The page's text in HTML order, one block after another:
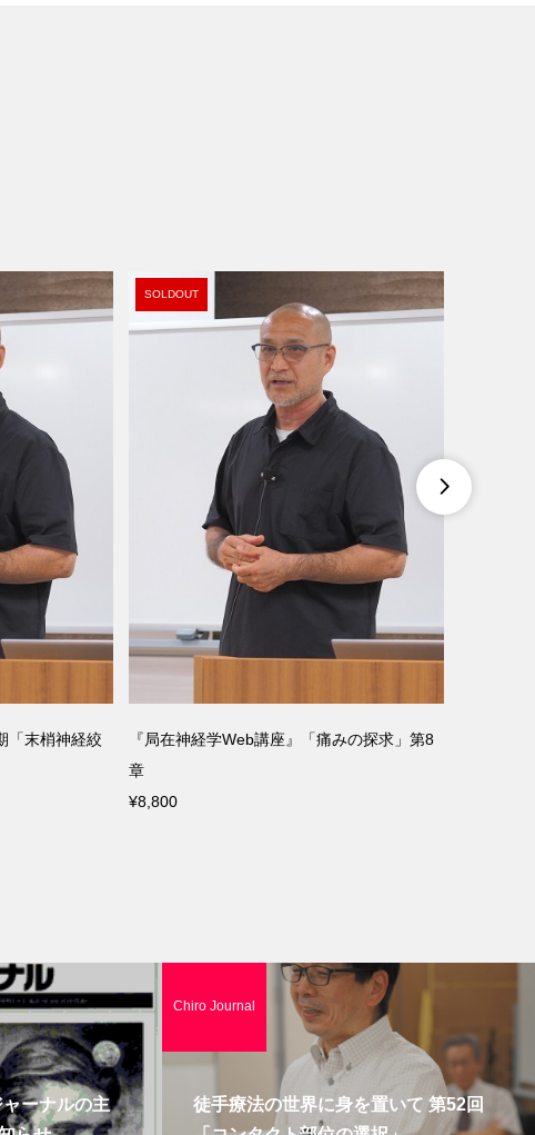
講座』「痛みの探求」第8
中川貴雄のKey-Note講座～四肢編～：11,足

ーナルの主
徒手療法の世界に身を置いて 第52回
Chiro Journal